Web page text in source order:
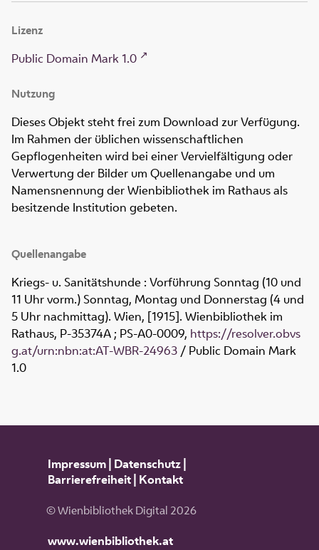
Lizenz
Public Domain Mark 1.0
Nutzung
Dieses Objekt steht frei zum Download zur Verfügung.
Im Rahmen der üblichen wissenschaftlichen
Gepflogenheiten wird bei einer Vervielfältigung oder
Verwertung der Bilder um Quellenangabe und um
Namensnennung der Wienbibliothek im Rathaus als
besitzende Institution gebeten.
Quellenangabe
Kriegs- u. Sanitätshunde : Vorführung Sonntag (10 und
11 Uhr vorm.) Sonntag, Montag und Donnerstag (4 und
5 Uhr nachmittag). Wien, [1915]. Wienbibliothek im
Rathaus, P-35374A ; PS-A0-0009, https://resolver.obvs
g.at/urn:nbn:at:AT-WBR-24963 / Public Domain Mark
1.0
Impressum| Datenschutz|
Barrierefreiheit| Kontakt
© Wienbibliothek Digital 2026
www.wienbibliothek.at